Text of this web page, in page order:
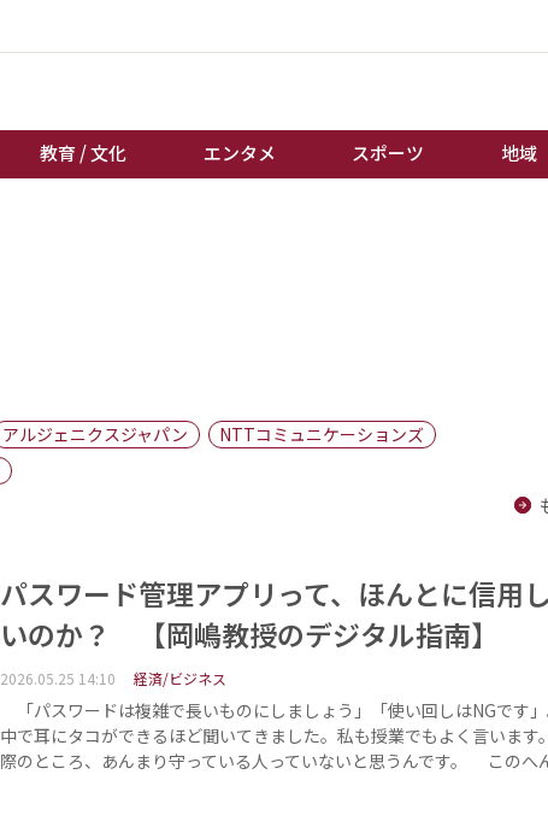
教育 / 文化 エンタメ スポーツ 地域
地域
棋王戦
アルジェニクスジャパン
NTTコミュニケーションズ
パスワード管理アプリって、ほんとに信用
いのか？ 【岡嶋教授のデジタル指南】
2026.05.25 14:10 経済/ビジネス
「パスワードは複雑で長いものにしましょう」「使い回しはNGです
中で耳にタコができるほど聞いてきました。私も授業でもよく言います
際のところ、あんまり守っている人っていないと思うんです。 この